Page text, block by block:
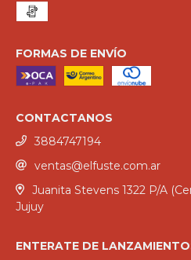
FORMAS DE ENVÍO
CONTACTANOS
3884747194
ventas@elfuste.com.ar
Juanita Stevens 1322 P/A
Jujuy
ENTERATE DE